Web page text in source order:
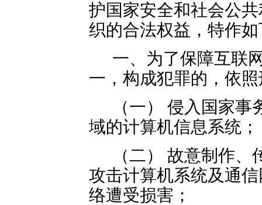
护国家安全和社会公
织的合法权益，特作
一、为了保障互联
一，构成犯罪的，依
（一） 侵入国家
域的计算机信息系统；
（二） 故意制作
攻击计算机系统及通
络遭受损害；